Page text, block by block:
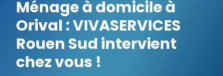
Ménage à domicile à
Orival :VIVASERVICES
Rouen Sud intervient
chez vous !